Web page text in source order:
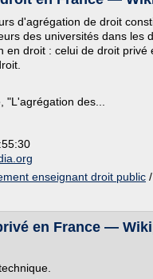
d'agrégation de droit
des universités dans les
en droit : celui de droit
des...
enseignant droit public /
en France —